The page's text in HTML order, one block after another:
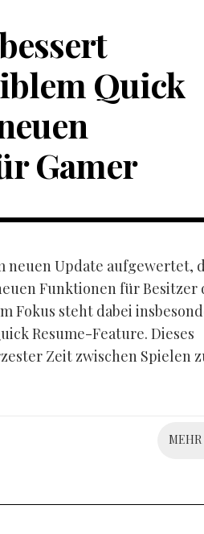
Quick
Gamer
neuen Update aufgewertet,
Funktionen für Besitzer
Fokus steht dabei
Resume-Feature. Dieses
Zeit zwischen Spielen
MEHR